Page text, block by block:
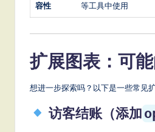
容性
等工具中使用
扩展图表：可
想进一步探索吗？以下是一些常见
访客结账（添加